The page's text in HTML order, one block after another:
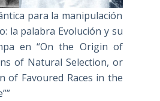
para la manipulación
la palabra Evolución y su
en “On the Origin of
of Natural Selection, or
of Favoured Races in the